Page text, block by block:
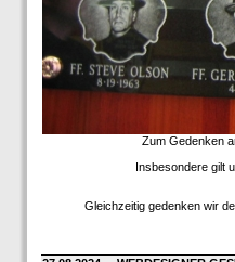
Zum Gedenken
Insbesondere gilt
Gleichzeitig gedenken wir